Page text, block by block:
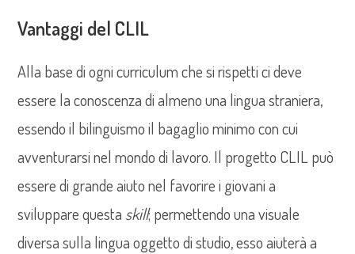
Vantaggi del CLIL
Alla base di ogni curriculum che si rispetti ci deve
essere la conoscenza di almeno una lingua straniera,
essendo il bilinguismo il bagaglio minimo con cui
avventurarsi nel mondo di lavoro. Il progetto CLIL può
essere di grande aiuto nel favorire i giovani a
sviluppare questa skill; permettendo una visuale
diversa sulla lingua oggetto di studio, esso aiuterà a